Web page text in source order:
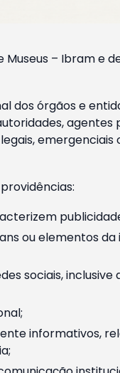
– Ibram e
dos órgãos e
agentes
ou elementos
sociais,
informativos,